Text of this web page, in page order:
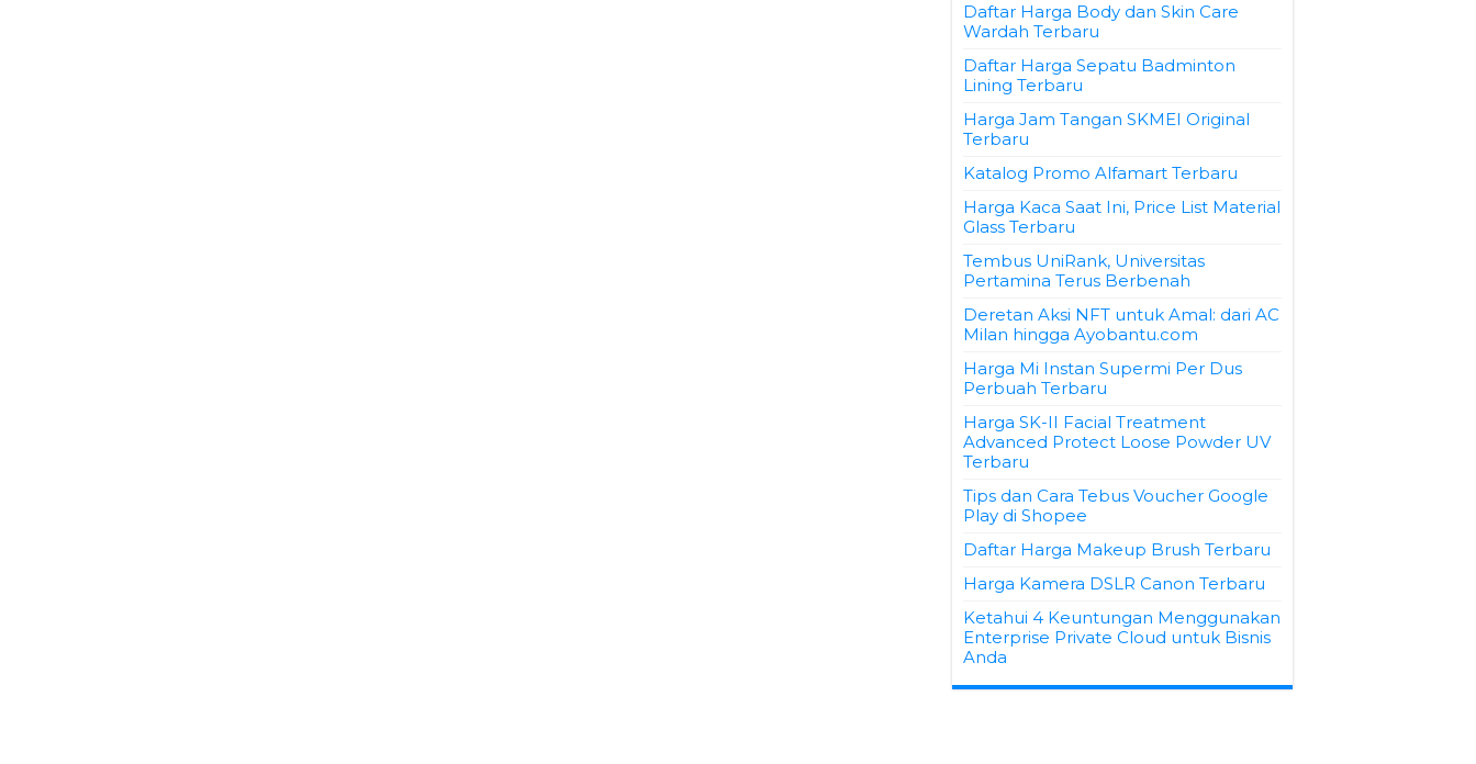
Daftar Harga Body dan Skin Care
Wardah Terbaru
Daftar Harga Sepatu Badminton
Lining Terbaru
Harga Jam Tangan SKMEI Original
Terbaru
Katalog Promo Alfamart Terbaru
Harga Kaca Saat Ini, Price List Material
Glass Terbaru
Tembus UniRank, Universitas
Pertamina Terus Berbenah
Deretan Aksi NFT untuk Amal: dari AC
Milan hingga Ayobantu.com
Harga Mi Instan Supermi Per Dus
Perbuah Terbaru
Harga SK-II Facial Treatment
Advanced Protect Loose Powder UV
Terbaru
Tips dan Cara Tebus Voucher Google
Play di Shopee
Daftar Harga Makeup Brush Terbaru
Harga Kamera DSLR Canon Terbaru
Ketahui 4 Keuntungan Menggunakan
Enterprise Private Cloud untuk Bisnis
Anda